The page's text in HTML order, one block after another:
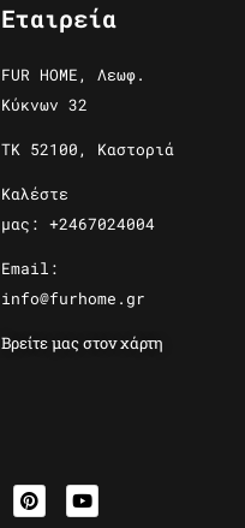
Εταιρεία
FUR HOME, Λεωφ.
Κύκνων 32
ΤΚ 52100, Καστοριά
Καλέστε
μας: +2467024004
Email:
info@furhome.gr
Βρείτε μας στον χάρτη